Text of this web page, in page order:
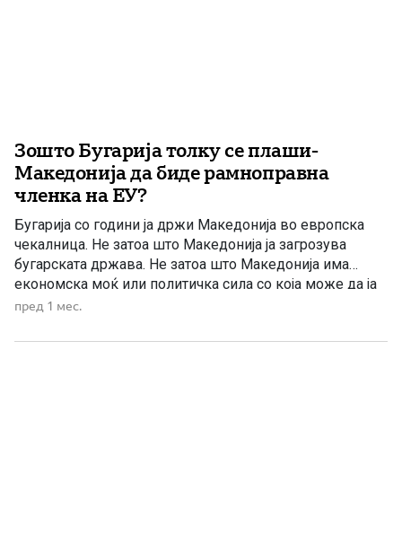
Зошто Бугарија толку се плаши-
Македонија да биде рамноправна
членка на ЕУ?
Бугарија со години ја држи Македонија во европска
чекалница. Не затоа што Македонија ја загрозува
бугарската држава. Не затоа што Македонија има
економска моќ или политичка сила со која може да ја
уценува Софија. Напротив, Македонија бара да биде
сопствен народ, сопствен јазик, сопствена историја и
пред 1 мес.